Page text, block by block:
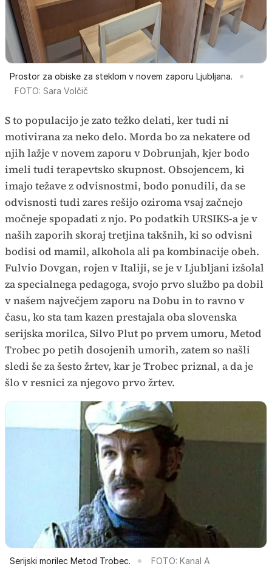
Prostor za obiske za steklom v novem zaporu Ljubljana.
FOTO: Sara Volčič
S to populacijo je zato težko delati, ker tudi ni
motivirana za neko delo. Morda bo za nekatere od
njih lažje v novem zaporu v Dobrunjah, kjer bodo
imeli tudi terapevtsko skupnost. Obsojencem, ki
imajo težave z odvisnostmi, bodo ponudili, da se
odvisnosti tudi zares rešijo oziroma vsaj začnejo
močneje spopadati z njo. Po podatkih URSIKS-a je v
naših zaporih skoraj tretjina takšnih, ki so odvisni
bodisi od mamil, alkohola ali pa kombinacije obeh.
Fulvio Dovgan, rojen v Italiji, se je v Ljubljani izšolal
za specialnega pedagoga, svojo prvo službo pa dobil
v našem največjem zaporu na Dobu in to ravno v
času, ko sta tam kazen prestajala oba slovenska
serijska morilca, Silvo Plut po prvem umoru, Metod
Trobec po petih dosojenih umorih, zatem so našli
sledi še za šesto žrtev, kar je Trobec priznal, a da je
šlo v resnici za njegovo prvo žrtev.
Serijski morilec Metod Trobec. FOTO: Kanal A